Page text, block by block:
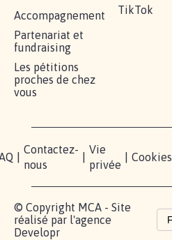
Accompagnement
Partenariat et
fundraising
Les pétitions
proches de chez
vous
TikTok
Contactez-
nous
Vie
privée
Cookies
© Copyright MCA - Site
réalisé par l'agence
Developr